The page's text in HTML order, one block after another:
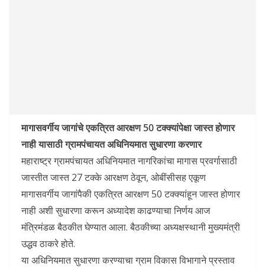
मागासवर्गीय जागांचे एकत्रित आरक्षण 50 टक्क्यांपेक्षा जास्त होणार
नाही यासाठी ग्रामपंचायत अधिनियमात सुधारणा करणार
महाराष्ट्र ग्रामपंचायत अधिनियमात नागरिकांचा मागास प्रवर्गासाठी
जास्तीत जास्त 27 टक्के आरक्षण ठेवून, ओबींसीसह एकूण
मागासवर्गीय जागांपैकी एकत्रित आरक्षण 50 टक्क्यांहून जास्त होणार
नाही अशी सुधारणा करून अध्यादेश काढण्याचा निर्णय आज
मंत्रिमंडळ बैठकीत घेण्यात आला. बैठकीच्या अध्यक्षस्थानी मुख्यमंत्री
उद्धव ठाकरे होते.
या अधिनियमात सुधारणा करण्याचा ग्राम विकास विभागाने प्रस्ताव